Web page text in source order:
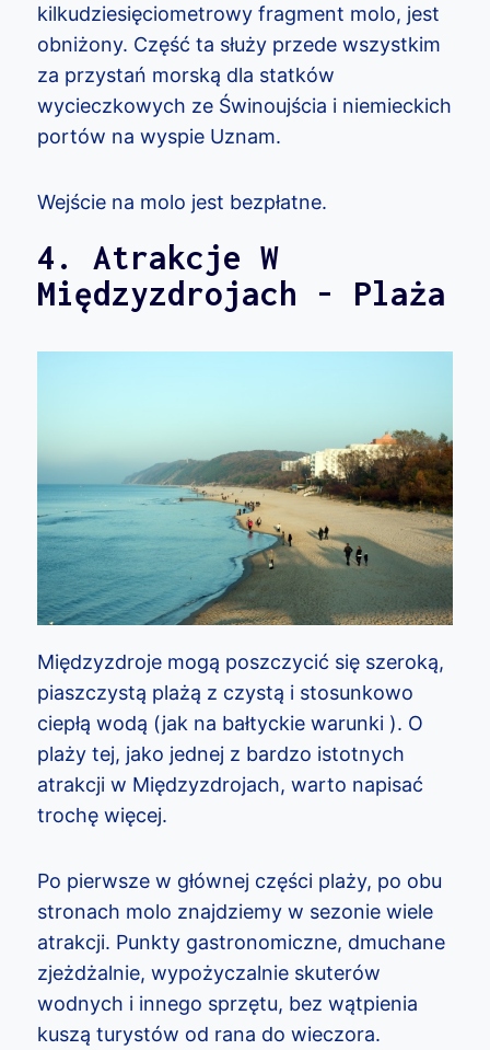
kilkudziesięciometrowy fragment molo, jest
obniżony. Część ta służy przede wszystkim
za przystań morską dla statków
wycieczkowych ze Świnoujścia i niemieckich
portów na wyspie Uznam.
Wejście na molo jest bezpłatne.
4. Atrakcje W
Międzyzdrojach - Plaża
Międzyzdroje mogą poszczycić się szeroką,
piaszczystą plażą z czystą i stosunkowo
ciepłą wodą (jak na bałtyckie warunki ). O
plaży tej, jako jednej z bardzo istotnych
atrakcji w Międzyzdrojach, warto napisać
trochę więcej.
Po pierwsze w głównej części plaży, po obu
stronach molo znajdziemy w sezonie wiele
atrakcji. Punkty gastronomiczne, dmuchane
zjeżdżalnie, wypożyczalnie skuterów
wodnych i innego sprzętu, bez wątpienia
kuszą turystów od rana do wieczora.